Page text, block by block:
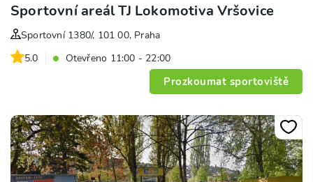
Sportovní areál TJ Lokomotiva Vršovice
Sportovní 1380/, 101 00, Praha
5.0
Otevřeno 11:00 - 22:00
Prozkoumat sportoviště